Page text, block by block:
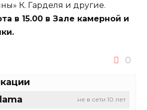
К. Гарделя и другие.
в 15.00 в Зале камерной и
0
не в сети 10 лет